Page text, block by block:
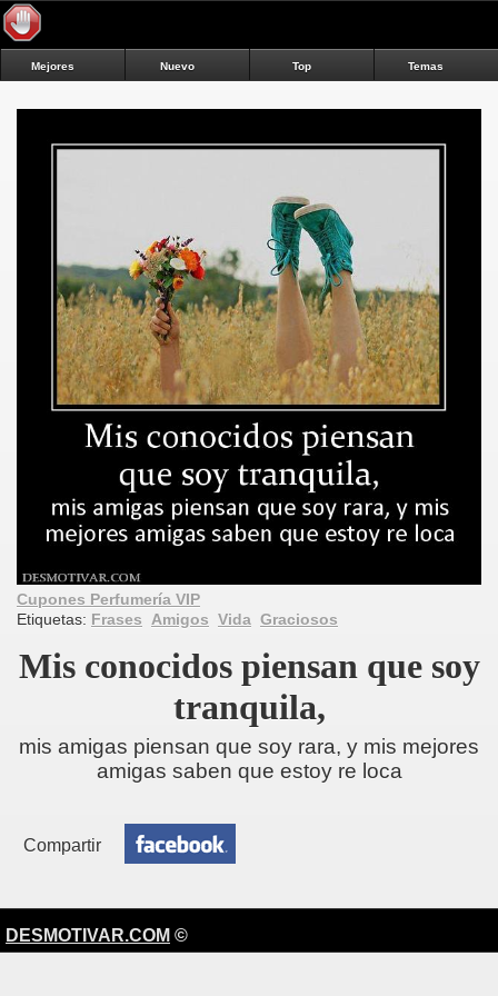
Mejores Nuevo Top Temas
Cupones Perfumería VIP
Etiquetas: Frases Amigos Vida Graciosos
Mis conocidos piensan que soy
tranquila,
mis amigas piensan que soy rara, y mis mejores
amigas saben que estoy re loca
Compartir
DESMOTIVAR.COM ©